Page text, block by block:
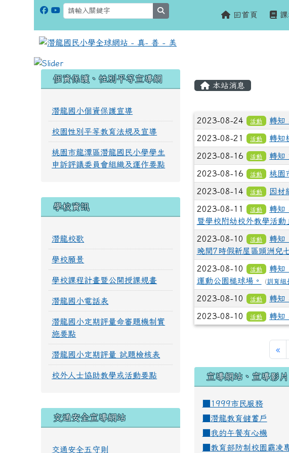
回首頁 課
本站消息
文章列表
2023-08-24 活動 轉知
2023-08-21 活動 轉知
2023-08-16 活動 轉知
2023-08-16 活動 桃園
2023-08-14 活動 因材
2023-08-11 活動
轉知
暨學校附幼校外教學活動
2023-08-10 活動
轉知
晚間7時假新屋區頭洲兒
2023-08-10 活動
轉知
運動公園槌球場。
(訓育組
2023-08-10 活動 轉知
2023-08-10 活動 轉知
«
宣導網站、宣導影片
■1999市民服務
潛龍教育儲蓄戶
我的午餐有心機
教育部防制校園霸凌
個資保護、性別平等宣導網
潛龍國小個資保護宣導
校園性別平等教育法規及宣導
桃園市龍潭區潛龍國民小學學生
申訴評議委員會組織及運作要點
學校資訊
潛龍校歌
學校願景
學校課程計畫暨公開授課規畫
潛龍國小電話表
潛龍國小定期評量命審題機制實
施要點
潛龍國小定期評量 試題檢核表
校外人士協助教學或活動要點
交通安全宣導網站
交通安全五守則